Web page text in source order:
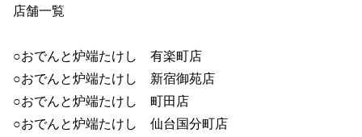
店舗一覧
○おでんと炉端たけし　有楽町店
○おでんと炉端たけし　新宿御苑店
○おでんと炉端たけし　町田店
○おでんと炉端たけし　仙台国分町店